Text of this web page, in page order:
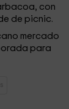
con
de picnic.
mercado
para